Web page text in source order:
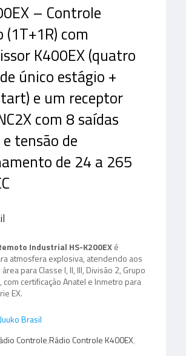
– Controle
(1T+1R) com
K400EX (quatro
único estágio +
e um receptor
com 8 saídas
tensão de
de 24 a 265
Industrial HS-K200EXé
atmosfera explosiva, atendendo aos
para Classe I, II, III, Divisão 2, Grupo
com certificação Anatel e Inmetro para
EX.
Controle,Rádio Controle K400EX,